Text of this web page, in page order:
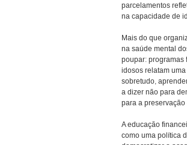
parcelamentos
na capacidade de
Mais do que
na saúde mental
poupar: programas
idosos relatam
sobretudo,
a dizer não para
para a
A educação
como uma política